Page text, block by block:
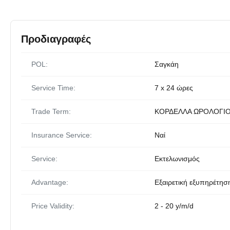
Προδιαγραφές
POL: Σαγκάη
Service Time: 7 x 24 ώρες
Trade Term: ΚΟΡΔΕΛΛΑ
Insurance Service: Ναί
Service: Εκτελωνισμός
Advantage: Εξαιρετική
Price Validity: 2 - 20 y/m/d